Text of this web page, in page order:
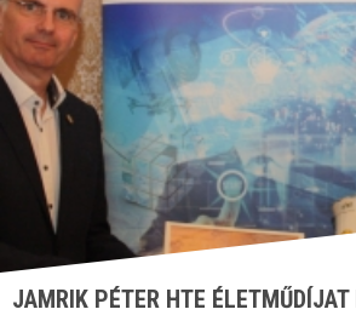
JAMRIK PÉTER HTE